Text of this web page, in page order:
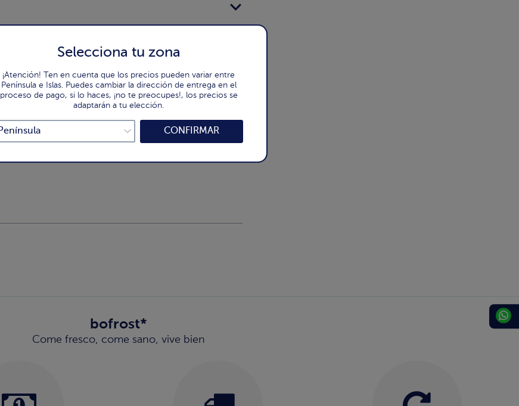
bofrost*
Come fresco, come sano, vive bien
Selecciona tu zona
¡Atención! Ten en cuenta que los precios pueden variar entre
Península e Islas. Puedes cambiar la dirección de entrega en el
proceso de pago, si lo haces, ¡no te preocupes!, los precios se
adaptarán a tu elección.
CONFIRMAR